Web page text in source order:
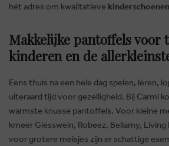
hét adres om kwalitatieve
Makkelijke pantoffels voor
kinderen en de
Eens thuis na een hele dag spelen, leren,
uiteraard tijd voor gezelligheid. Bij Carmi
warmste knusse pantoffels. Voor kleine
kmeer Giesswein, Robeez, Bellamy,
voor grotere meisjes zijn er schattige